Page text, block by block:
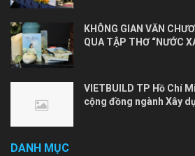
KHÔNG GIAN VĂN
QUA TẬP THƠ “NƯỚC
VIETBUILD TP Hồ Chí
cộng đồng ngành Xây
DANH MỤC